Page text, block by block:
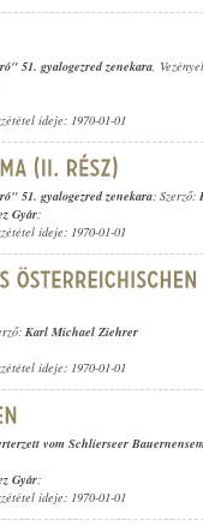
51. gyalogezred zenekara,
ideje: 1970-01-01
51. gyalogezred zenekara; Szerző:
Gyár;
ideje: 1970-01-01
Karl Michael Ziehrer
ideje: 1970-01-01
vom Schlierseer
Gyár;
ideje: 1970-01-01